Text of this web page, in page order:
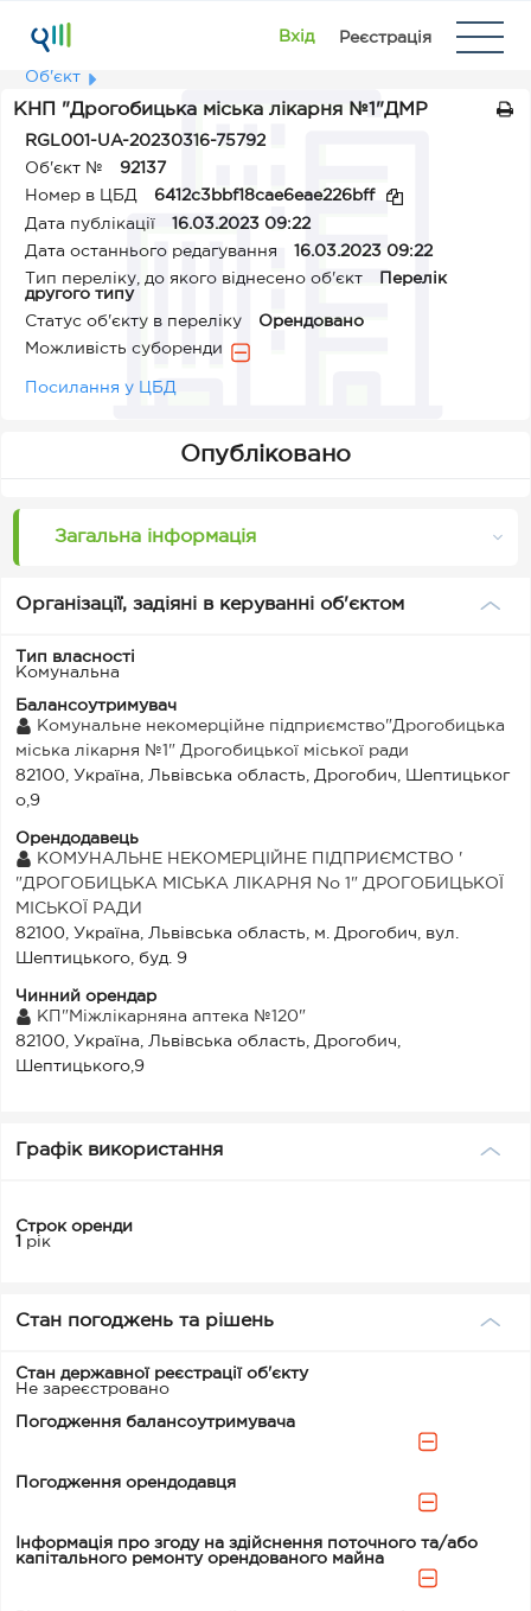
Вхід Реєстрація
Об'єкт
КНП "Дрогобицька міська лікарня №1"ДМР
RGL001-UA-20230316-75792
Об'єкт №
92137
Номер в ЦБД
6412c3bbf18cae6eae226bff
Дата публікації
16.03.2023 09:22
Дата останнього редагування
16.03.2023 09:22
Тип переліку, до якого віднесено об'єкт
Перелік
другого типу
Статус об'єкту в переліку
Орендовано
Можливість суборенди
Посилання у ЦБД
Опубліковано
Загальна інформація
Організації, задіяні в керуванні об'єктом
Тип власності
Комунальна
Балансоутримувач
Комунальне некомерційне підприємство"Дрогобицька
міська лікарня №1" Дрогобицької міської ради
82100, Україна, Львівська область, Дрогобич, Шептицьког
о,9
Орендодавець
КОМУНАЛЬНЕ НЕКОМЕРЦІЙНЕ ПІДПРИЄМСТВО '
"ДРОГОБИЦЬКА МІСЬКА ЛІКАРНЯ No 1" ДРОГОБИЦЬКОЇ
МІСЬКОЇ РАДИ
82100, Україна, Львівська область, м. Дрогобич, вул.
Шептицького, буд. 9
Чинний орендар
КП"Міжлікарняна аптека №120"
82100, Україна, Львівська область, Дрогобич,
Шептицького,9
Графік використання
Строк оренди
1 рік
Стан погоджень та рішень
Стан державної реєстрації об'єкту
Не зареєстровано
Погодження балансоутримувача
Погодження орендодавця
Інформація про згоду на здійснення поточного та/або
капітального ремонту орендованого майна